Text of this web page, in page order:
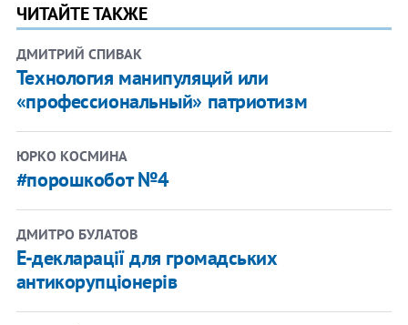
ЧИТАЙТЕ ТАКЖЕ
ДМИТРИЙ СПИВАК
Технология манипуляций или
«профессиональный» патриотизм
ЮРКО КОСМИНА
#порошкобот №4
ДМИТРО БУЛАТОВ
Е-декларації для громадських
антикорупціонерів